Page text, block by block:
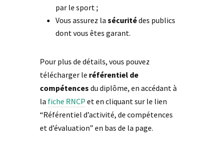
par le sport ;
Vous assurez la sécuritédes publics
dont vous êtes garant.
Pour plus de détails, vous pouvez
télécharger le référentiel de
compétences du diplôme, en accédant à
la fiche RNCP et en cliquant sur le lien
“Référentiel d’activité, de compétences
et d’évaluation” en bas de la page.